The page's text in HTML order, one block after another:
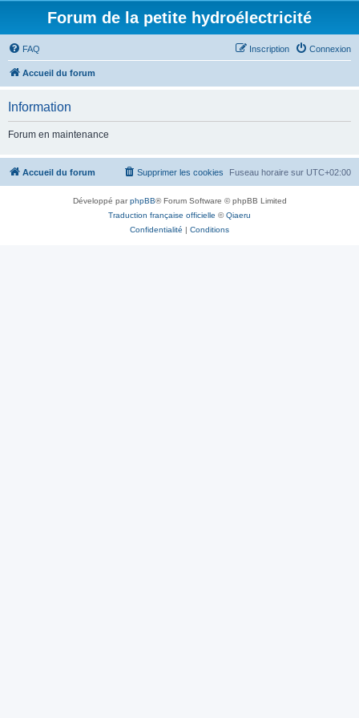
Forum de la petite hydroélectricité
FAQ Connexion
Inscription
Accueil du forum
Information
Forum en maintenance
Accueil du forum Fuseau horaire sur UTC+02:00
Supprimer les cookies
Développé parphpBB® Forum Software © phpBB Limited
Traduction française officielle ©Qiaeru
Confidentialité | Conditions